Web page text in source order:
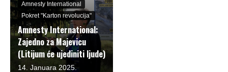
Amnesty International
Pokret "Karton revolucija"
Amnesty International:
Zajedno za Majevicu
(Litijum će ujediniti ljude)
14. Januara 2025.